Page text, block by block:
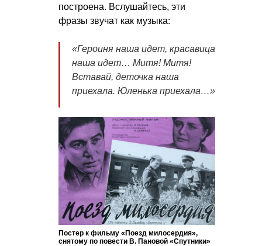
построена. Вслушайтесь, эти
фразы звучат как музыка:
«Героиня наша идет, красавица
наша идет… Митя! Митя!
Вставай, деточка наша
приехала. Юленька приехала…»
Постер к фильму «Поезд милосердия»,
снятому по повести В. Пановой «Спутники»